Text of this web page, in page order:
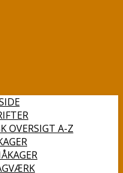
OVERSIGT A-Z